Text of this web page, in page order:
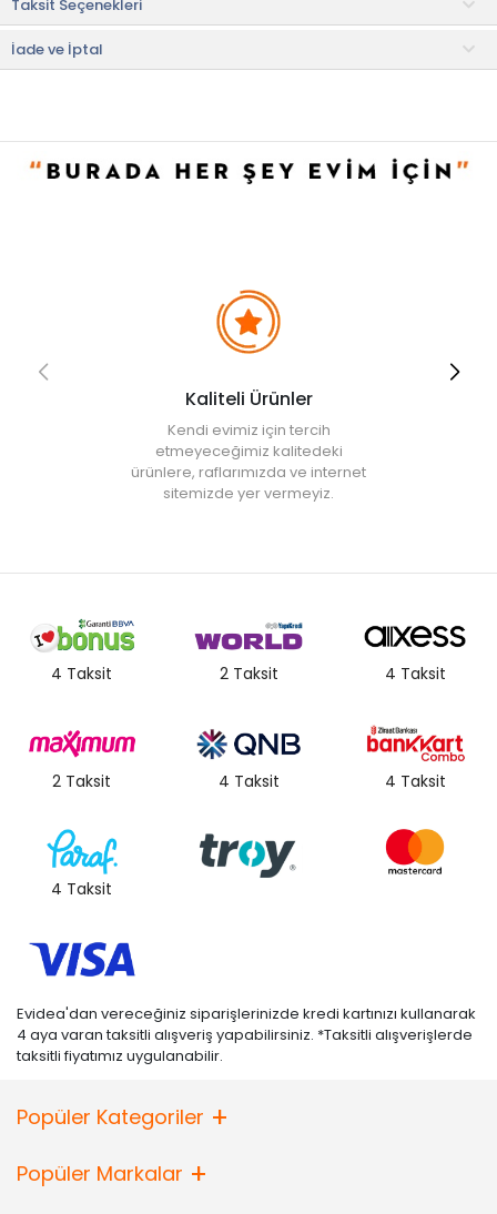
Kullanım ve Bakım Bilgileri
• 40 °C'de yıkayınız.
• Orta sıcaklıkta ütüleyiniz.
• Not: Bu fiyat perakende satışlar için belirlenmiştir. Toplu alımlar
Taksit Seçenekleri
İade ve İptal
Kaliteli Ürünler
Kendi evimiz için tercih
etmeyeceğimiz kalitedeki
ürünlere, raflarımızda ve internet
sitemizde yer vermeyiz.
4 Taksit 2 Taksit 4 Taksit
2 Taksit 4 Taksit 4 Taksit
4 Taksit
Evidea'dan vereceğiniz siparişlerinizde kredi kartınızı kullanarak
4 aya varan taksitli alışveriş yapabilirsiniz. *Taksitli alışverişlerde
taksitli fiyatımız uygulanabilir.
Popüler Kategoriler
Popüler Markalar